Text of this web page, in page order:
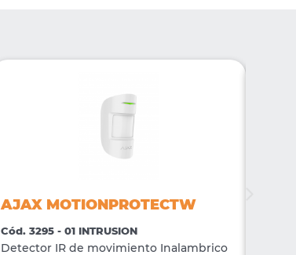
AJAX MOTIONPROTECTW
Cód. 3295 - 01 INTRUSION
Detector IR de movimiento Inalambrico